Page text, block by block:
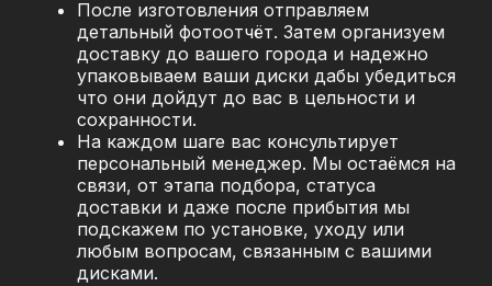
После изготовления отправляем
детальный фотоотчёт. Затем организуем
доставку до вашего города и надежно
упаковываем ваши диски дабы убедиться
что они дойдут до вас в цельности и
сохранности.
На каждом шаге вас консультирует
персональный менеджер. Мы остаёмся на
связи, от этапа подбора, статуса
доставки и даже после прибытия мы
подскажем по установке, уходу или
любым вопросам, связанным с вашими
дисками.